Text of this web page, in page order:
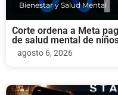
Bienestar y Salud Mental
Corte ordena a Meta
de salud mental de
agosto 6, 2026